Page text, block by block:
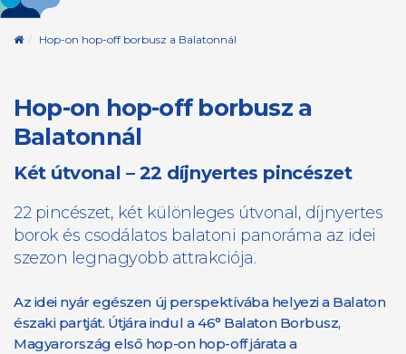
Kezdőoldal
Hop-on hop-off borbusz a Balatonnál
Hop-on hop-off borbusz a
Balatonnál
Két útvonal – 22 díjnyertes pincészet
22 pincészet, két különleges útvonal, díjnyertes
borok és csodálatos balatoni panoráma az idei
szezon legnagyobb attrakciója.
Az idei nyár egészen új perspektívába helyezi a Balaton
északi partját. Útjára indul a 46° Balaton Borbusz,
Magyarország első hop-on hop-off járata a